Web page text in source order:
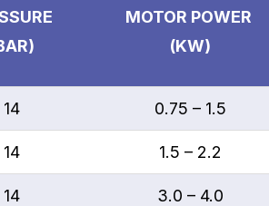
MOTOR POWER
(KW)
14 0.75 – 1.5
14 1.5 – 2.2
14 3.0 – 4.0